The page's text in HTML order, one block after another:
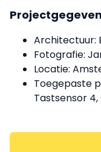
Architectuur:
Fotografie:
Locatie:
Toegepaste
Tastsensor 4,